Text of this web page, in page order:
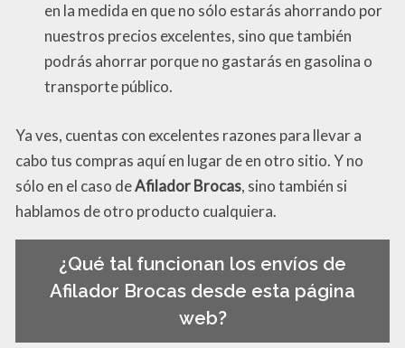
en la medida en que no sólo estarás ahorrando por
nuestros precios excelentes, sino que también
podrás ahorrar porque no gastarás en gasolina o
transporte público.
Ya ves, cuentas con excelentes razones para llevar a
cabo tus compras aquí en lugar de en otro sitio. Y no
sólo en el caso deAfilador Brocas, sino también si
hablamos de otro producto cualquiera.
¿Qué tal funcionan los envíos de
Afilador Brocas desde esta página
web?